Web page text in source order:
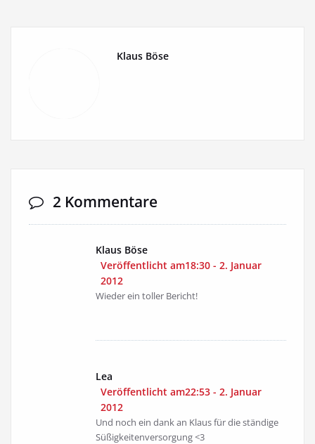
Klaus Böse
2 Kommentare
Klaus Böse
Veröffentlicht am18:30 - 2. Januar
2012
Wieder ein toller Bericht!
Lea
Veröffentlicht am22:53 - 2. Januar
2012
Und noch ein dank an Klaus für die ständige
Süßigkeitenversorgung <3